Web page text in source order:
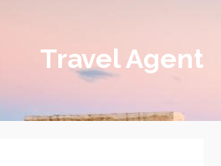
Travel Agent